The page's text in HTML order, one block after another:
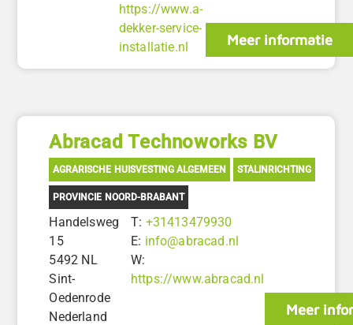
https://www.a-
dekker-service-
installatie.nl
Meer informatie
Abracad Technoworks BV
AGRARISCHE HUISVESTING ALGEMEEN STALINRICHTING
PROVINCIE NOORD-BRABANT
Handelsweg
15
5492 NL
Sint-
Oedenrode
Nederland
T: +31413479930
E: info@abracad.nl
W:
https://www.abracad.nl
Meer